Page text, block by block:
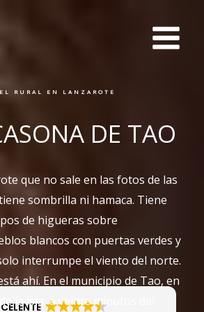
RURAL EN LANZAROTE
DE TAO
que no sale en las fotos de las
sombrilla ni hamaca. Tiene
de higueras sobre
blancos con puertas verdes y
interrumpe el viento del norte.
ahí. En el municipio de Tao, en
la isla, a veinte minutos del